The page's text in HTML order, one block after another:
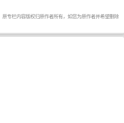
专栏内容版权归原作者所有，如您为原作者并希望删除